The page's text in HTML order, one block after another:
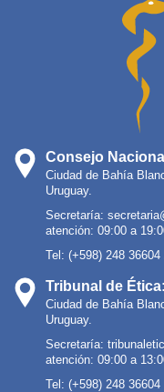
Consejo
Ciudad de Bahía
Uruguay.
Secretaría:
atención: 09:00 a
Tel: (+598) 248
Tribunal de Ética:
Ciudad de Bahía
Uruguay.
Secretaría:
atención: 09:00 a
Tel: (+598) 248 36604